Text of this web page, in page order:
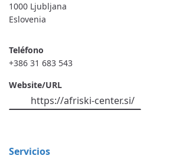
1000 Ljubljana
Eslovenia
Teléfono
+386 31 683 543
Website/URL
https://afriski-center.si/
Servicios